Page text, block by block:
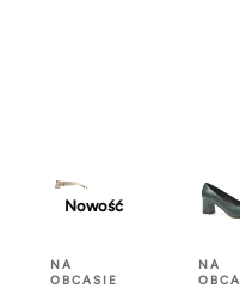
Nowość
NA
OBCASIE
NA